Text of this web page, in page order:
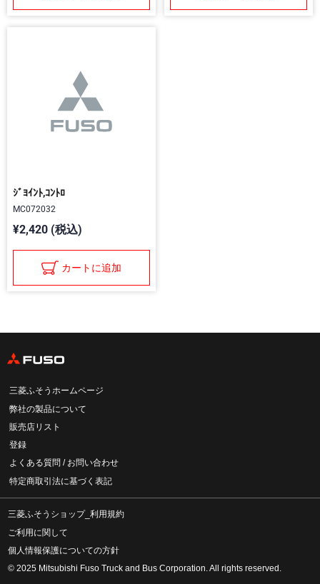
ｼﾞﾖｲﾝﾄ,ｺﾝﾄﾛ
MC072032
¥2,420 (税込)
カートに追加
三菱ふそうホームページ
弊社の製品について
販売店リスト
登録
よくある質問 / お問い合わせ
特定商取引法に基づく表記
三菱ふそうショップ_利用規約
ご利用に関して
個人情報保護についての方針
© 2025 Mitsubishi Fuso Truck and Bus Corporation. All rights reserved.